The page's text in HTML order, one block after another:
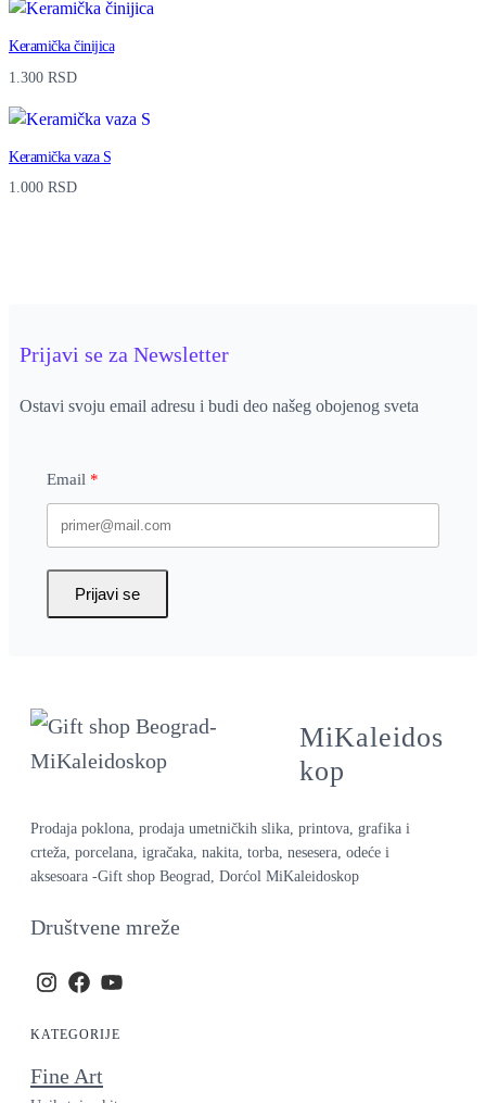
Keramička činijica
1.300 RSD
Keramička vaza S
1.000 RSD
Prijavi se za Newsletter
Ostavi svoju email adresu i budi deo našeg obojenog sveta
Email
Prijavi se
MiKaleidos
kop
Prodaja poklona, prodaja umetničkih slika, printova, grafika i
crteža, porcelana, igračaka, nakita, torba, nesesera, odeće i
aksesoara -Gift shop Beograd, Dorćol MiKaleidoskop
Društvene mreže
KATEGORIJE
Fine Art